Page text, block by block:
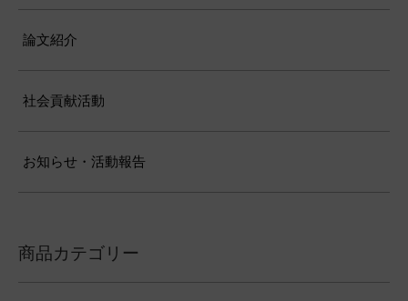
論文紹介
社会貢献活動
お知らせ・活動報告
商品カテゴリー